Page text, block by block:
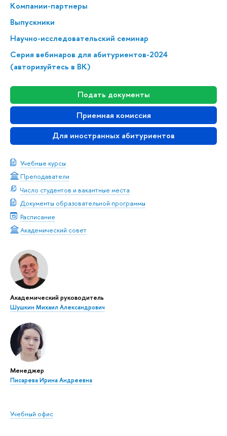
Компании-партнеры
Выпускники
Научно-исследовательский семинар
Серия вебинаров для абитуриентов-2024
(авторизуйтесь в ВК)
Подать документы
Приемная комиссия
Для иностранных абитуриентов
Учебные курсы
Преподаватели
Число студентов и вакантные места
Документы образовательной программы
Расписание
Академический совет
Академический руководитель
Шушкин Михаил Александрович
Менеджер
Писарева Ирина Андреевна
Учебный офис